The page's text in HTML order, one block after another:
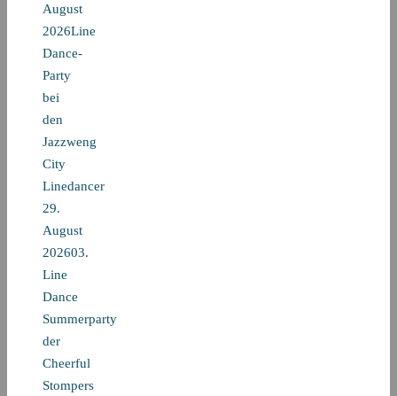
August
2026Line
Dance-
Party
bei
den
Jazzweng
City
Linedancer
29.
August
202603.
Line
Dance
Summerparty
der
Cheerful
Stompers